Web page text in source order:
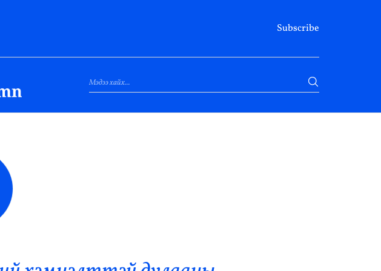
Subscribe